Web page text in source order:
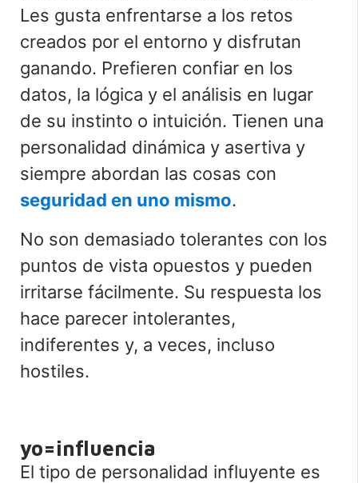
Les gusta enfrentarse a los retos
creados por el entorno y disfrutan
ganando. Prefieren confiar en los
datos, la lógica y el análisis en lugar
de su instinto o intuición. Tienen una
personalidad dinámica y asertiva y
siempre abordan las cosas con
seguridad en uno mismo.
No son demasiado tolerantes con los
puntos de vista opuestos y pueden
irritarse fácilmente. Su respuesta los
hace parecer intolerantes,
indiferentes y, a veces, incluso
hostiles.
yo=influencia
El tipo de personalidad influyente es